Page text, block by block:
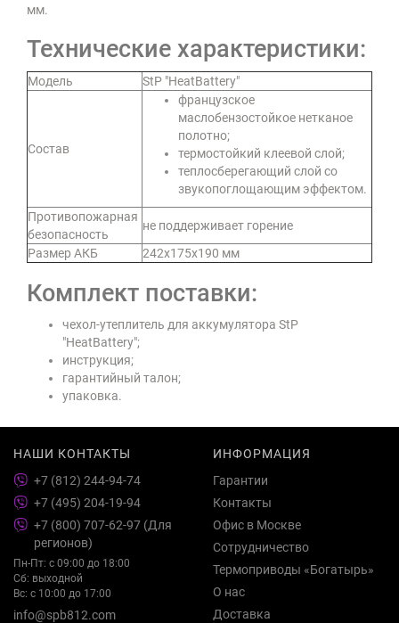
мм.
Технические характеристики:
Модель StP "HeatBattery"
Состав
французское
маслобензостойкое нетканое
полотно;
термостойкий клеевой слой;
теплосберегающий слой со
звукопоглощающим эффектом.
Противопожарная
безопасность
не поддерживает горение
Размер АКБ
242х175х190 мм
Комплект поставки:
чехол-утеплитель для аккумулятора StP
"HeatBattery";
инструкция;
гарантийный талон;
упаковка.
НАШИ КОНТАКТЫ
+7 (812) 244-94-74
+7 (495) 204-19-94
+7 (800) 707-62-97 (Для
регионов)
Пн-Пт: с 09:00 до 18:00
Сб: выходной
Вс: с 10:00 до 17:00
info@spb812.com
ИНФОРМАЦИЯ
Гарантии
Контакты
Офис в Москве
Сотрудничество
Термоприводы «Богатырь»
О нас
Доставка